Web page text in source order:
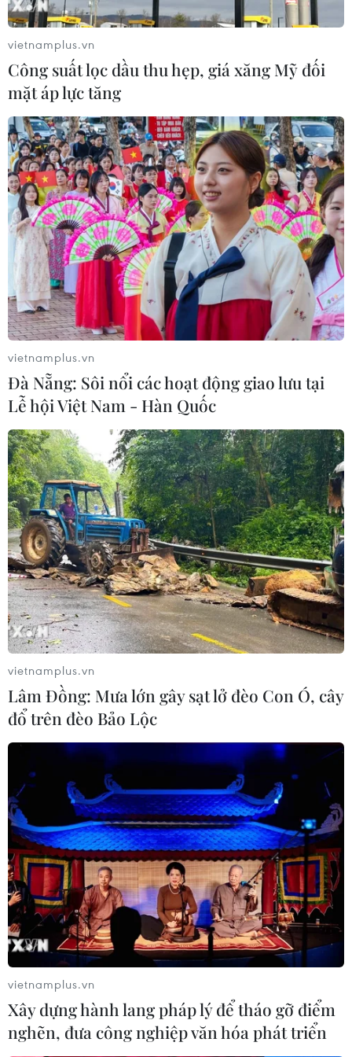
#unesco
#Đề cương về văn hóa Việt Nam
#SEAGames 31
#Đội tuyển Bóng đá Nữ Việt Nam
#Bắn súng Việt Nam
Theo dõi VietnamPlus
TỔNG KẾT NĂM 2023
Giải thưởng Hội Nhà văn Việt Nam năm 2023:
Văn xuôi ‘áp đảo’ thơ
Những điểm đặc biệt trong 20 đề cử Gương
mặt trẻ Việt Nam tiêu biểu năm 2023
Phim Việt “tung hoành” bảng
xếp hạng doanh thu khủng năm 2023
Nhật Bản: Thặng dư tài khoản vãng lai tăng
gấp đôi trong năm 2023
Đẩy mạnh số hóa, xanh hóa thúc đẩy chất
lượng ngành bưu chính
TIN LIÊN QUAN
vietnamplus.vn
Công suất lọc dầu thu hẹp, giá xăng Mỹ đối
mặt áp lực tăng
vietnamplus.vn
Đà Nẵng: Sôi nổi các hoạt động giao lưu tại
Lễ hội Việt Nam - Hàn Quốc
vietnamplus.vn
Lâm Đồng: Mưa lớn gây sạt lở đèo Con Ó, cây
đổ trên đèo Bảo Lộc
vietnamplus.vn
Xây dựng hành lang pháp lý để tháo gỡ điểm
nghẽn, đưa công nghiệp văn hóa phát triển